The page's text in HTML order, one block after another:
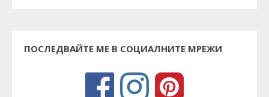
ПОСЛЕДВАЙТЕ МЕ В СОЦИАЛНИТЕ МРЕЖИ